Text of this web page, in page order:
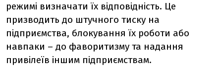
режимі визначати їх відповідність. Це
призводить до штучного тиску на
підприємства, блокування їх роботи або
навпаки – до фаворитизму та надання
привілеїв іншим підприємствам.